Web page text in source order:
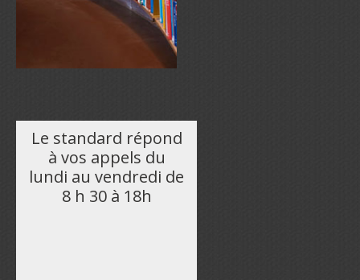
Le standard répond
à vos appels du
lundi au vendredi de
8 h 30 à 18h